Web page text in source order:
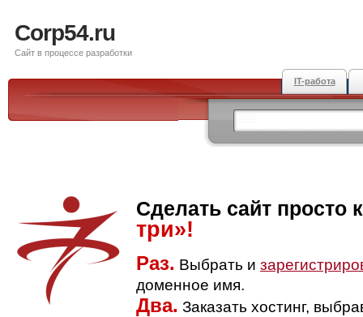
Corp54.ru
Сайт в процессе разработки
IT-работа
Сделать сайт просто
три»!
Раз. Выбрать и
доменное имя.
Два. Заказать хостинг,